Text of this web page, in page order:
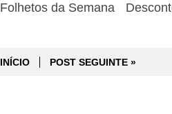
Folhetos da Semana
INÍCIO POST SEGUINTE »